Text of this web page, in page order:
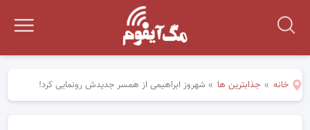
خانه » جذابترین ها »شهروز ابراهیمی از همسر جدیدش رونمایی کرد!